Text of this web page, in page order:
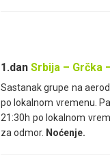
1.dan Srbija – Grčka
Sastanak grupe na
po lokalnom vremenu.
21:30h po lokalnom
za odmor. Noćenje.